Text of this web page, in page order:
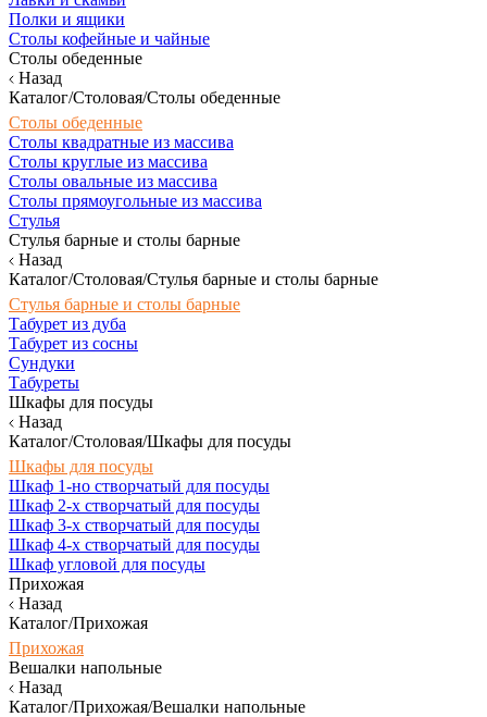
Полки и ящики
Столы кофейные и чайные
Столы обеденные
Назад
Каталог/Столовая/Столы обеденные
Столы обеденные
Столы квадратные из массива
Столы круглые из массива
Столы овальные из массива
Столы прямоугольные из массива
Стулья
Стулья барные и столы барные
Назад
Каталог/Столовая/Стулья барные и столы барные
Стулья барные и столы барные
Табурет из дуба
Табурет из сосны
Сундуки
Табуреты
Шкафы для посуды
Назад
Каталог/Столовая/Шкафы для посуды
Шкафы для посуды
Шкаф 1-но створчатый для посуды
Шкаф 2-х створчатый для посуды
Шкаф 3-х створчатый для посуды
Шкаф 4-х створчатый для посуды
Шкаф угловой для посуды
Прихожая
Назад
Каталог/Прихожая
Прихожая
Вешалки напольные
Назад
Каталог/Прихожая/Вешалки напольные